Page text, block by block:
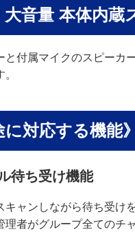
大音量 本体内蔵
と付属マイクのスピーカ
に対応する機能
待ち受け機能
キャンしながら待ち受け
理者がグループ全てのチ